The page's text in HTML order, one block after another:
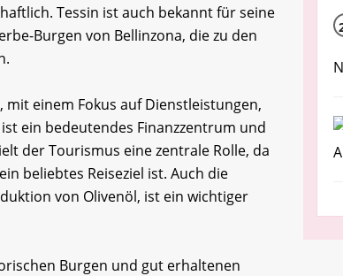
Tessin ist auch bekannt für seine
Burgen von Bellinzona, die zu den
einem Fokus auf Dienstleistungen,
ein bedeutendes Finanzzentrum und
der Tourismus eine zentrale Rolle, da
beliebtes Reiseziel ist. Auch die
von Olivenöl, ist ein wichtiger
Burgen und gut erhaltenen